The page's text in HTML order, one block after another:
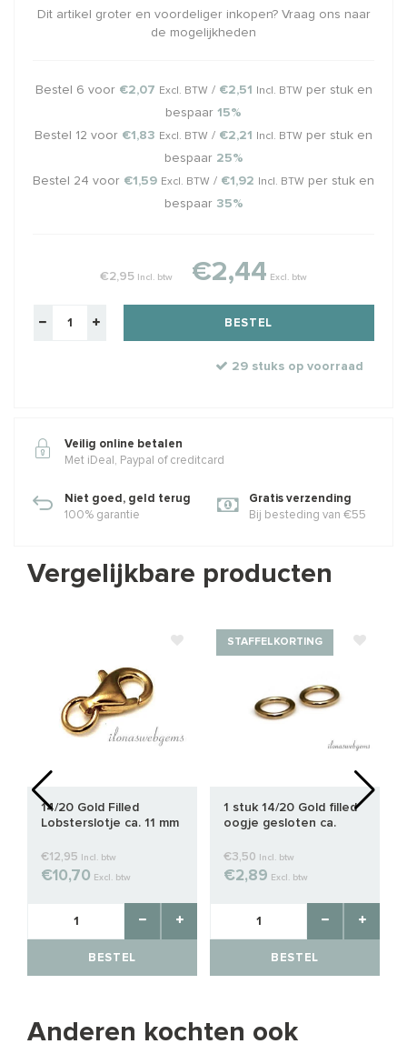
Dit artikel groter en voordeliger inkopen? Vraag ons naar
de mogelijkheden
Bestel 6 voor €2,07 Excl. BTW / €2,51 Incl. BTW per stuk en
bespaar 15%
Bestel 12 voor €1,83 Excl. BTW / €2,21 Incl. BTW per stuk en
bespaar 25%
Bestel 24 voor €1,59 Excl. BTW / €1,92 Incl. BTW per stuk en
bespaar 35%
€2,95 Incl. btw €2,44 Excl. btw
BESTEL
29 stuks op voorraad
Veilig online betalen
Met iDeal, Paypal of creditcard
Niet goed, geld terug
100% garantie
Gratis verzending
Bij besteding van €55
Vergelijkbare producten
14/20 Gold Filled
Lobsterslotje ca. 11 mm
€12,95 Incl. btw
€10,70 Excl. btw
BESTEL
STAFFELKORTING
1 stuk 14/20 Gold filled
oogje gesloten ca.
€3,50 Incl. btw
€2,89 Excl. btw
BESTEL
Anderen kochten ook